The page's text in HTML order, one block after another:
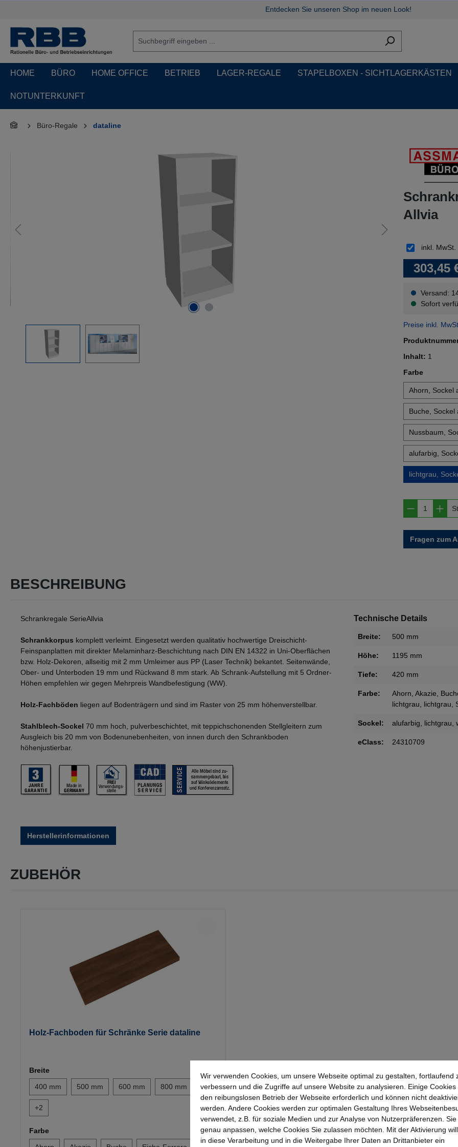
Entdecken Sie unseren Shop im neuen Look!
HOME BÜRO HOME OFFICE BETRIEB LAGER-REGALE STAPELBOXEN - SICHTLAGERKÄSTEN
NOTUNTERKUNFT
Büro-Regale dataline
Allvia
303,45
Versand:
Sofort
inkl. MwSt.
Preise inkl.
Inhalt: 1
Farbeauswählen
Ahorn, Sockel
Buche, Sockel
Nussbaum,
alufarbig,
lichtgrau,
Produkt
Fragen zum
BESCHREIBUNG
Schrankregale SerieAllvia
Schrankkorpus komplett verleimt. Eingesetzt werden qualitativ hochwertige Dreischicht-
Feinspanplatten mit direkter Melaminharz-Beschichtung nach DIN EN 14322 in Uni-Oberflächen
bzw. Holz-Dekoren, allseitig mit 2 mm Umleimer aus PP (Laser Technik) bekantet. Seitenwände,
Ober- und Unterboden 19 mm und Rückwand 8 mm stark. Ab Schrank-Aufstellung mit 5 Ordner-
Höhen empfehlen wir gegen Mehrpreis Wandbefestigung (WW).
Holz-Fachböden liegen auf Bodenträgern und sind im Raster von 25 mm höhenverstellbar.
Stahlblech-Sockel 70 mm hoch, pulverbeschichtet, mit teppichschonenden Stellgleitern zum
Ausgleich bis 20 mm von Bodenunebenheiten, von innen durch den Schrankboden
höhenjustierbar.
Technische Details
Breite: 500 mm
Höhe: 1195 mm
Tiefe: 420 mm
Farbe: Ahorn, Akazie,
lichtgrau, lichtgrau,
Sockel: alufarbig, lichtgrau,
eClass: 24310709
Herstellerinformationen
ZUBEHÖR
Holz-Fachboden für Schränke Serie dataline
Breite
400 mm
500 mm 600 mm 800 mm
+2
Farbe
Wir verwenden Cookies, um unsere Webseite optimal zu gestalten, fortlaufend
verbessern und die Zugriffe auf unsere Website zu analysieren. Einige Cookies
den reibungslosen Betrieb der Webseite erforderlich und können nicht
werden. Andere Cookies werden zur optimalen Gestaltung Ihres
verwendet, z.B. für soziale Medien und zur Analyse von Nutzerpräferenzen. Sie
genau anpassen, welche Cookies Sie zulassen möchten. Mit der Aktivierung
in diese Verarbeitung und in die Weitergabe Ihrer Daten an Drittanbieter ein